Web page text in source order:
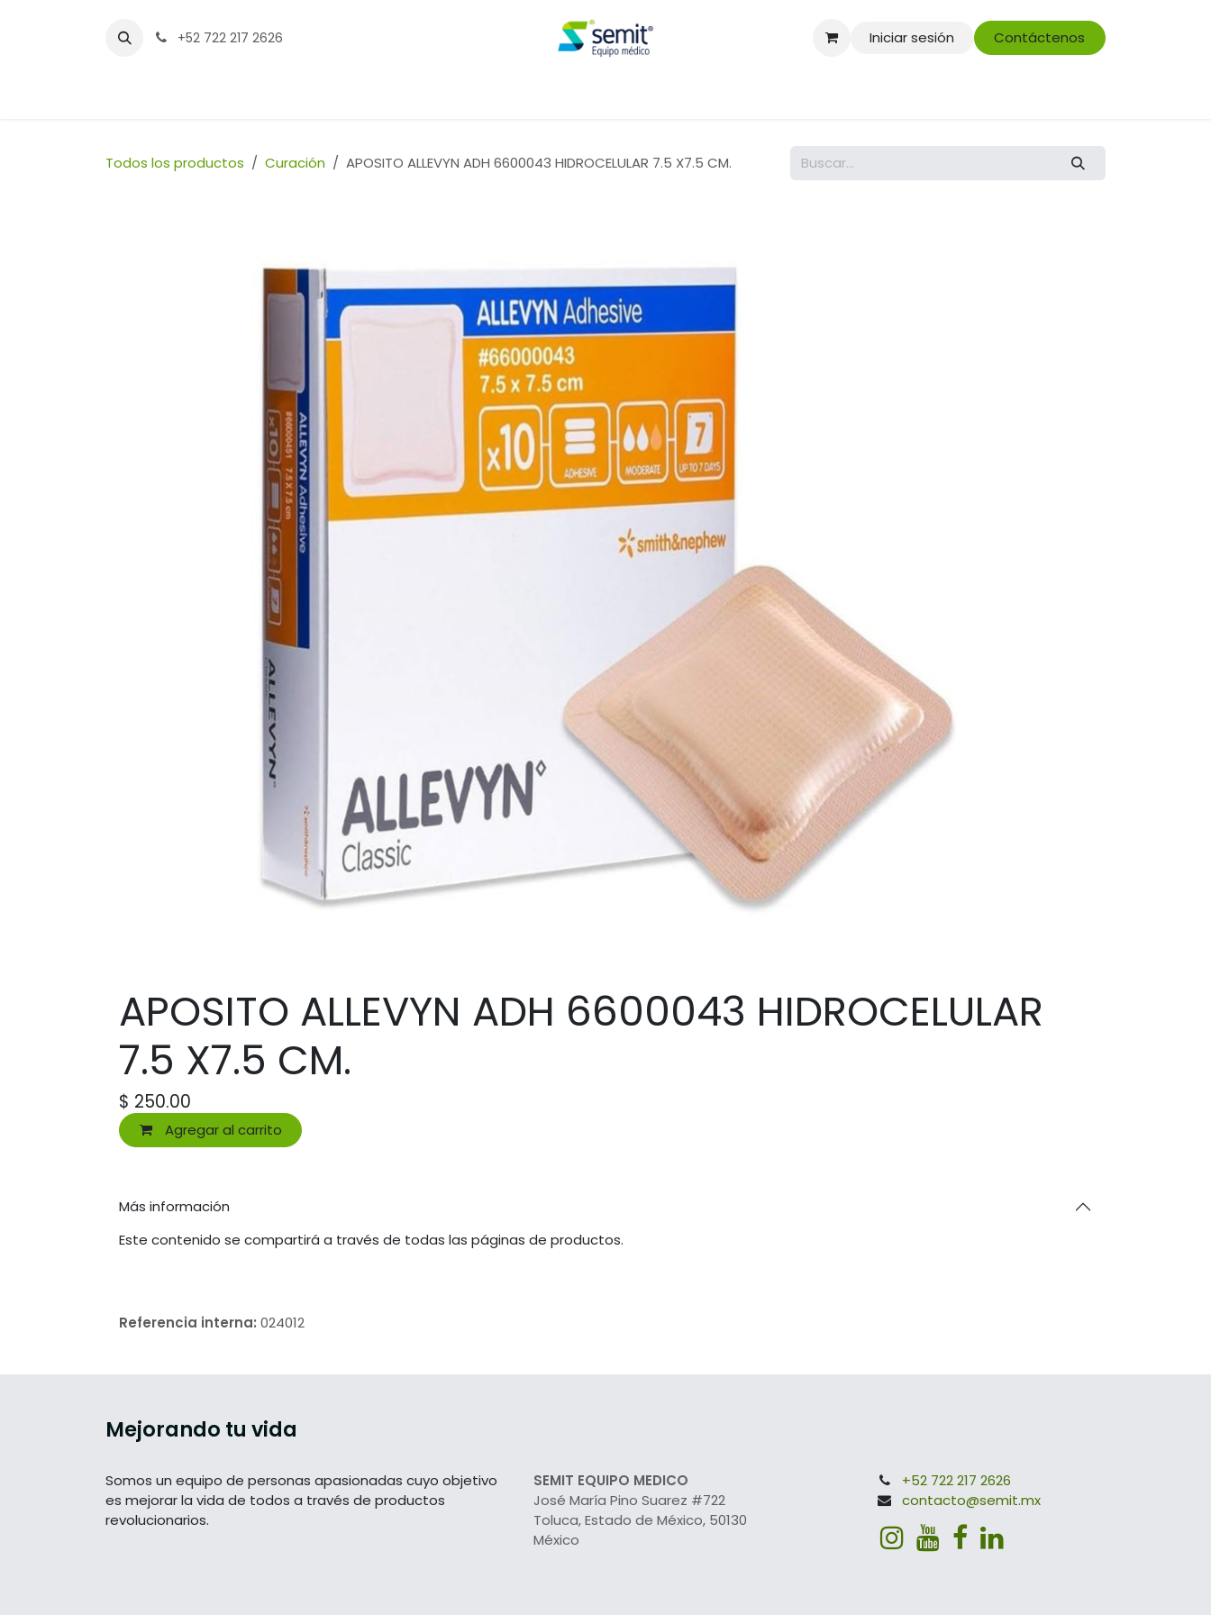
+52 722 217 2626 Iniciar sesión Contáctenos
Todos los productos Curación APOSITO ALLEVYN ADH 6600043 HIDROCELULAR 7.5 X7.5 CM.
APOSITO ALLEVYN ADH 6600043 HIDROCELULAR
7.5 X7.5 CM.
$ 250.00
Agregar al carrito
Más información
Este contenido se compartirá a través de todas las páginas de productos.
Referencia interna: 024012
Mejorando tu vida
Somos un equipo de personas apasionadas cuyo objetivo
es mejorar la vida de todos a través de productos
revolucionarios.
SEMIT EQUIPO MEDICO
José María Pino Suarez #722
Toluca, Estado de México, 50130
México
+52 722 217 2626
contacto@semit.mx